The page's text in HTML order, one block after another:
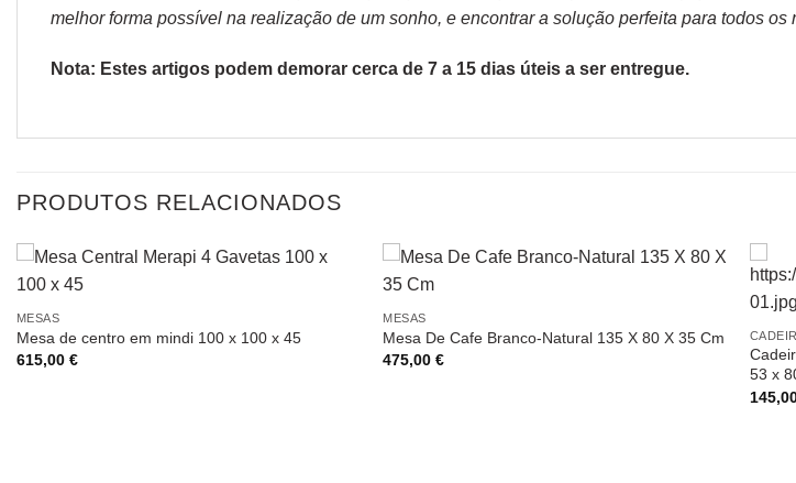
melhor forma possível na realização de um sonho, e encontrar a solução perfeita para todos os
Nota: Estes artigos podem demorar cerca de 7 a 15 dias úteis a ser entregue.
PRODUTOS RELACIONADOS
MESAS
Mesa de centro em mindi 100 x 100 x 45
615,00 €
MESAS
Mesa De Cafe Branco-Natural 135 X 80 X 35 Cm
475,00€
53 x